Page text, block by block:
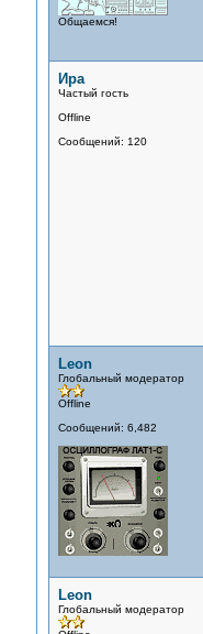
Общаемся!
Ира
Частый гость
Offline
Сообщений: 120
Leon
Глобальный модератор
Offline
Сообщений: 6,482
Leon
Глобальный модератор